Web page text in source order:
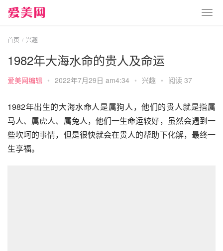
首页 兴趣
1982年大海水命的贵人及命运
爱美网编辑 • 2022年7月29日 am4:34 • 兴趣 • 阅读 37
1982年出生的大海水命人是属狗人，他们的贵人就是指属
马人、属虎人、属兔人，他们一生命运较好，虽然会遇到一
些坎坷的事情，但是很快就会在贵人的帮助下化解，最终一
生享福。